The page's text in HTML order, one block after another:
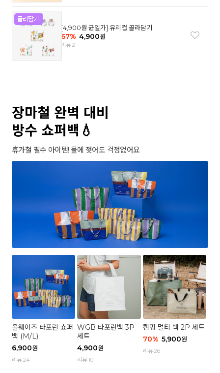
[4,900원 균일가] 유리컵 골라담기
67% 4,900원
리뷰 2
장마철 완벽 대비
방수 쇼퍼백💧
휴가철 필수 아이템! 물에 젖어도 걱정없어요
올웨이즈 타포린 쇼퍼
백 (M/L)
6,900원
리뷰 24
WGB 타포린백 3P
세트
4,900원
리뷰 10
캠핑 멀티 백 2P 세트
70% 5,900원
리뷰 26